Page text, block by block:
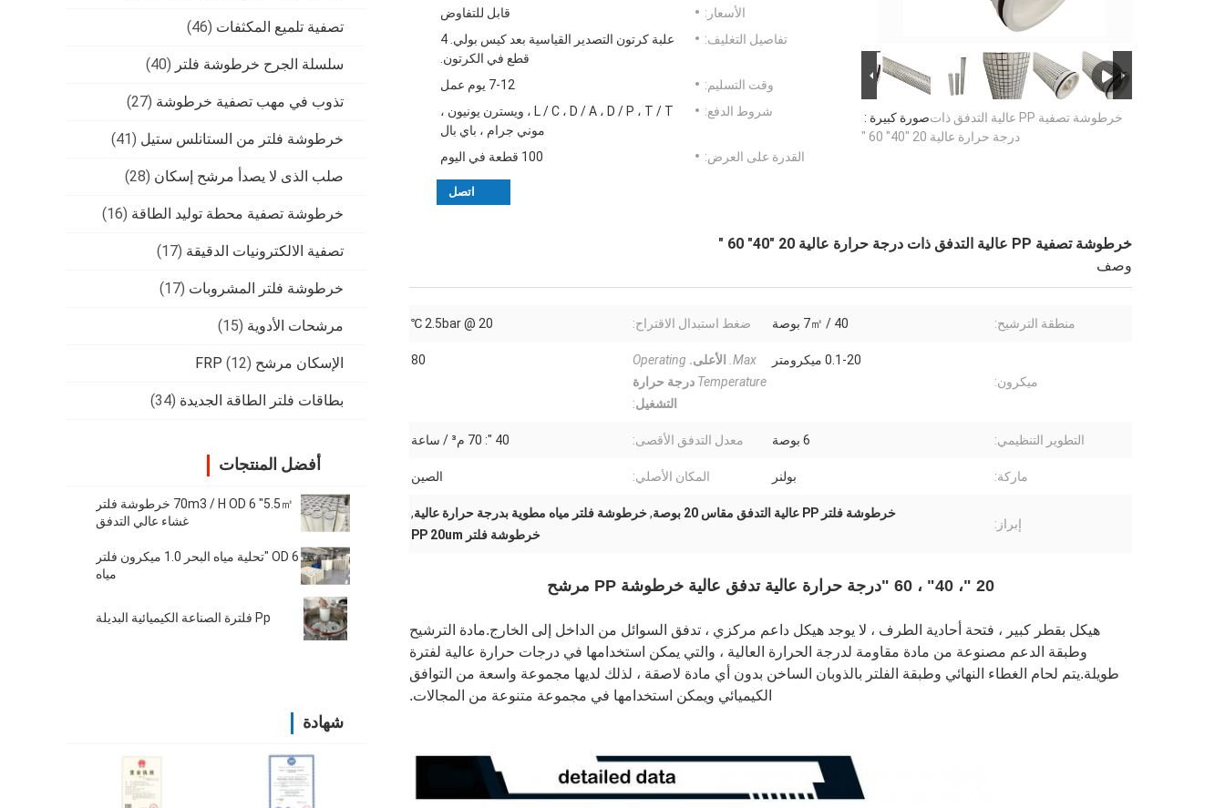
تصفية تلميع المكثفات (46)
سلسلة الجرح خرطوشة فلتر (40)
تذوب في مهب تصفية خرطوشة (27)
خرطوشة فلتر من الستانلس ستيل (41)
صلب الذى لا يصدأ مرشح إسكان (28)
خرطوشة تصفية محطة توليد الطاقة (16)
تصفية الالكترونيات الدقيقة (17)
خرطوشة فلتر المشروبات (17)
مرشحات الأدوية (15)
الإسكان مرشح FRP (12)
بطاقات فلتر الطاقة الجديدة (34)
أفضل المنتجات
70m3 / H OD 6 "5.5㎡ خرطوشة فلتر
غشاء عالي التدفق
OD 6 "تحلية مياه البحر 1.0 ميكرون فلتر
مياه
Pp فلترة الصناعة الكيميائية البديلة
شهادة
صورة كبيرة :خرطوشة تصفية PP عالية التدفق ذات
درجة حرارة عالية 20 "40" 60 "
الأسعار:
قابل للتفاوض
تفاصيل التغليف:
علبة كرتون التصدير القياسية بعد كيس بولي. 4
قطع في الكرتون.
وقت التسليم:
7-12 يوم عمل
شروط الدفع:
L / C ، D / A ، D / P ، T / T ، ويسترن يونيون ،
موني جرام ، باي بال
القدرة على العرض:
100 قطعة في اليوم
اتصل
خرطوشة تصفية PP عالية التدفق ذات درجة حرارة عالية 20 "40" 60 "
وصف
منطقة الترشيح: 7㎡ / 40 بوصة ضغط استبدال الاقتراح: 2.5bar @ 20 ℃
ميكرون:
0.1-20 ميكرومتر Max. الأعلى. Operating
Temperature درجة حرارة
التشغيل:
80
التطوير التنظيمي: 6 بوصة معدل التدفق الأقصى: 40 ": 70 م³ / ساعة
ماركة: بولنر المكان الأصلي: الصين
إبراز:
خرطوشة فلتر PP عالية التدفق مقاس 20 بوصة ,خرطوشة فلتر مياه مطوية بدرجة حرارة عالية,
خرطوشة فلتر PP 20um
20 "، 40" ، 60 "درجة حرارة عالية تدفق عالية خرطوشة PP مرشح
هيكل بقطر كبير ، فتحة أحادية الطرف ، لا يوجد هيكل داعم مركزي ، تدفق السوائل من الداخل إلى الخارج.مادة الترشيح
وطبقة الدعم مصنوعة من مادة مقاومة لدرجة الحرارة العالية ، والتي يمكن استخدامها في درجات حرارة عالية لفترة
طويلة.يتم لحام الغطاء النهائي وطبقة الفلتر بالذوبان الساخن بدون أي مادة لاصقة ، لذلك لديها مجموعة واسعة من التوافق
الكيميائي ويمكن استخدامها في مجموعة متنوعة من المجالات.